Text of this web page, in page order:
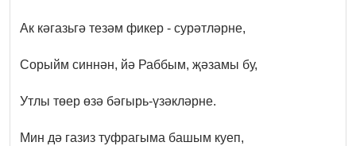
Ак кәгазьгә тезәм фикер - сурәтләрне,
Сорыйм синнән, йә Раббым, җәзамы бу,
Утлы төер өзә бәгырь-үзәкләрне.
Мин дә газиз туфрагыма башым куеп,